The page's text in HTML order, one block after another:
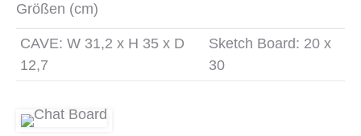
Größen (cm)
CAVE: W 31,2 x H 35 x D
12,7
Sketch Board: 20 x
30